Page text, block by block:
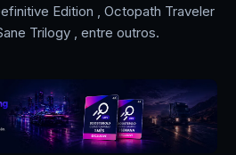
Edition , Octopath Traveler
Trilogy , entre outros.